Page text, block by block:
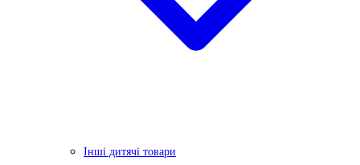
Інші дитячі товари